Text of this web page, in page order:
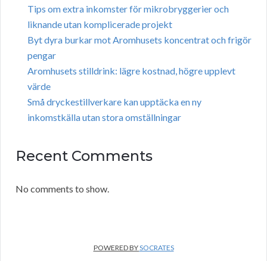
Tips om extra inkomster för mikrobryggerier och
liknande utan komplicerade projekt
Byt dyra burkar mot Aromhusets koncentrat och frigör
pengar
Aromhusets stilldrink: lägre kostnad, högre upplevt
värde
Små dryckestillverkare kan upptäcka en ny
inkomstkälla utan stora omställningar
Recent Comments
No comments to show.
POWERED BYSOCRATES